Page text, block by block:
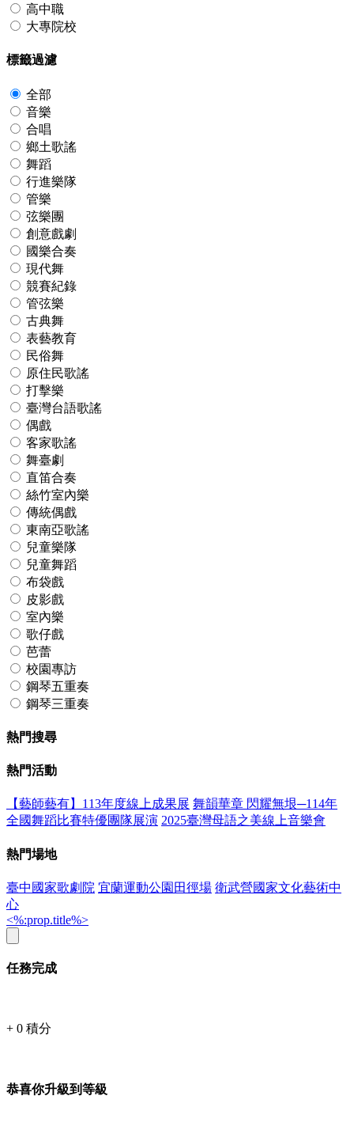
高中職
大專院校
標籤過濾
全部
音樂
合唱
鄉土歌謠
舞蹈
行進樂隊
管樂
弦樂團
創意戲劇
國樂合奏
現代舞
競賽紀錄
管弦樂
古典舞
表藝教育
民俗舞
原住民歌謠
打擊樂
臺灣台語歌謠
偶戲
客家歌謠
舞臺劇
直笛合奏
絲竹室內樂
傳統偶戲
東南亞歌謠
兒童樂隊
兒童舞蹈
布袋戲
皮影戲
室內樂
歌仔戲
芭蕾
校園專訪
鋼琴五重奏
鋼琴三重奏
熱門搜尋
熱門活動
【藝師藝有】113年度線上成果展 舞韻華章 閃耀無垠─114年
全國舞蹈比賽特優團隊展演 2025臺灣母語之美線上音樂會
熱門場地
臺中國家歌劇院 宜蘭運動公園田徑場 衛武營國家文化藝術中
心
<%:prop.title%>
任務完成
+ 0 積分
恭喜你升級到等級